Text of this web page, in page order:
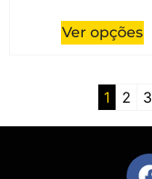
Ver opções
1 2 3